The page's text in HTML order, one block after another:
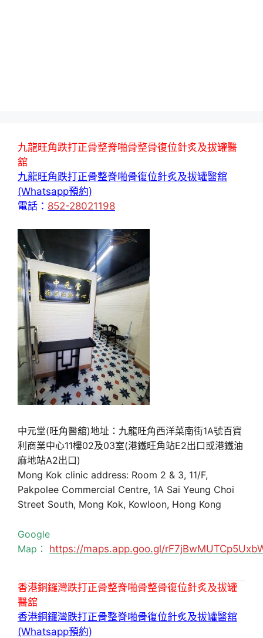
九龍旺角跌打正骨整脊啪骨整骨復位針炙及拔罐醫
舘
九龍旺角跌打正骨整脊啪骨復位針炙及拔罐醫舘
(Whatsapp預約)
電話： 852-28021198
中元堂(旺角醫舘)地址：九龍旺角西洋菜南街1A號百寶
利商業中心11樓02及03室(港鐵旺角站E2出口或港鐵油
麻地站A2出口)
Mong Kok clinic address: Room 2 & 3, 11/F,
Pakpolee Commercial Centre, 1A Sai Yeung Choi
Street South, Mong Kok, Kowloon, Hong Kong
Google
Map： https://maps.app.goo.gl/
香港銅鑼灣跌打正骨整脊啪骨整骨復位針炙及拔罐
醫舘
香港銅鑼灣跌打正骨整脊啪骨復位針炙及拔罐醫舘
(Whatsapp預約)